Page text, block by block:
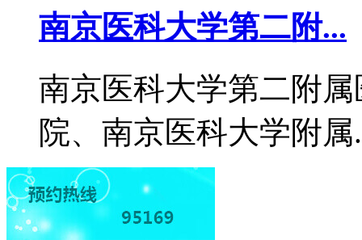
南京医科大学第二附...
南京医科大学第二附
院、南京医科大学附